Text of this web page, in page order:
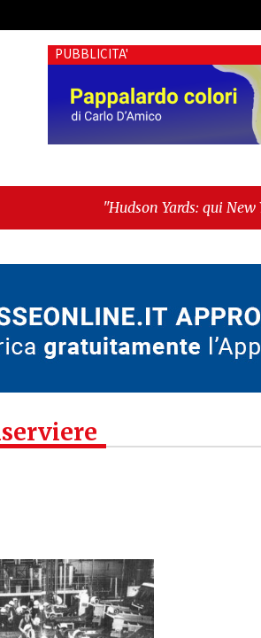
PUBBLICITA'
Yards: qui New York morde il